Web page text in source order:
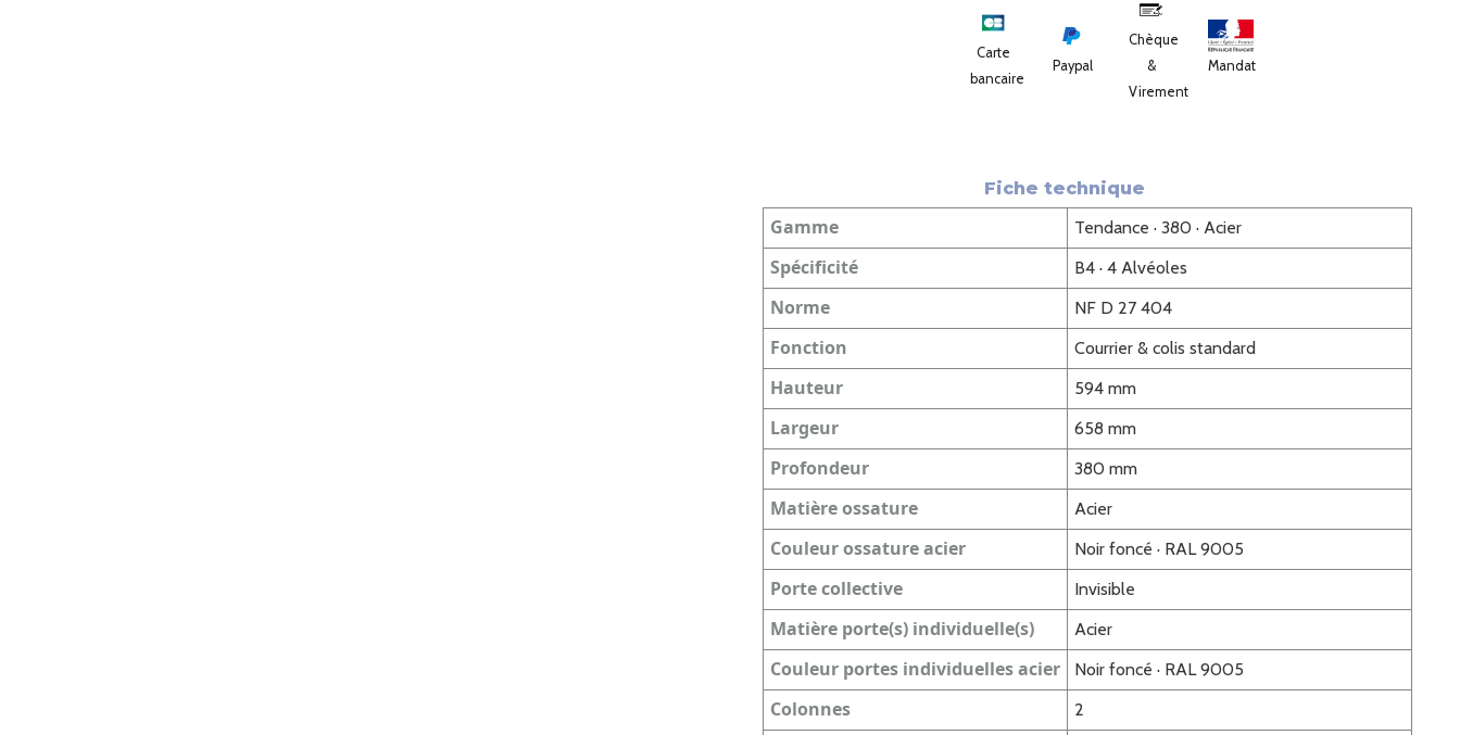
Carte
bancaire
Paypal
Chèque
&
Virement
Mandat
Fiche technique
Gamme Tendance · 380 · Acier
Spécificité B4 · 4 Alvéoles
Norme NF D 27 404
Fonction Courrier & colis standard
Hauteur 594 mm
Largeur 658 mm
Profondeur 380 mm
Matière ossature Acier
Couleur ossature acier Noir foncé · RAL 9005
Porte collective Invisible
Matière porte(s) individuelle(s) Acier
Couleur portes individuelles acier Noir foncé · RAL 9005
Colonnes 2